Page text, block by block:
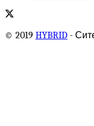
© 2019 HYBRID -